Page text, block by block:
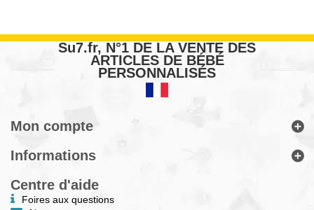
Su7.fr, N°1 DE LA VENTE DES
ARTICLES DE BÉBÉ
PERSONNALISÉS
Mon compte
Informations
Centre d'aide
Foires aux questions